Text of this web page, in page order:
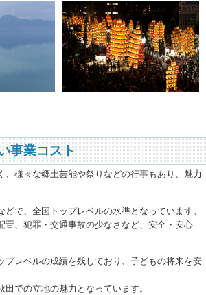
事業コスト
様々な郷土芸能や祭りなどの行事もあり、魅力
で、全国トップレベルの水準となっています。
、犯罪・交通事故の少なさなど、安全・安心
レベルの成績を残しており、子どもの将来を安
での立地の魅力となっています。